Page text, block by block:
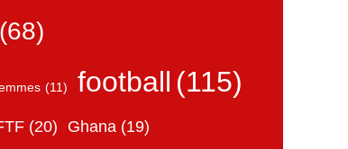
(68)
(11) football (115)
(20) Ghana (19)